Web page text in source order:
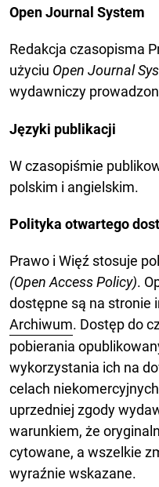
Open Journal System
Redakcja czasopisma
użyciu Open Journal
wydawniczy
Języki publikacji
W czasopiśmie
polskim i angielskim.
Polityka otwartego
Prawo i Więź stosuje
(Open Access Policy).
dostępne są na stronie
Archiwum. Dostęp do
pobierania
wykorzystania ich na
celach
uprzedniej zgody
warunkiem, że
cytowane, a wszelkie
wyraźnie wskazane.